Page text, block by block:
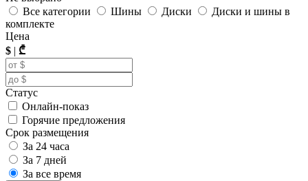
Все категории
Шины Диски
Диски и шины в
комплекте
Цена
$ | ₾
Статус
Онлайн-показ
Горячие предложения
Срок размещения
За 24 часа
За 7 дней
За все время